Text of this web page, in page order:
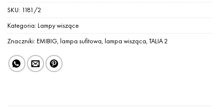
SKU: 1181/2
Kategoria: Lampy wiszące
Znaczniki: EMIBIG, lampa sufitowa, lampa wisząca,TALIA 2